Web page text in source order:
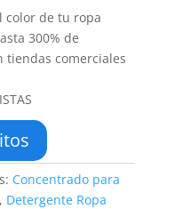
color de tu ropa
300% de
tiendas comerciales
Concentrado para
Detergente Ropa